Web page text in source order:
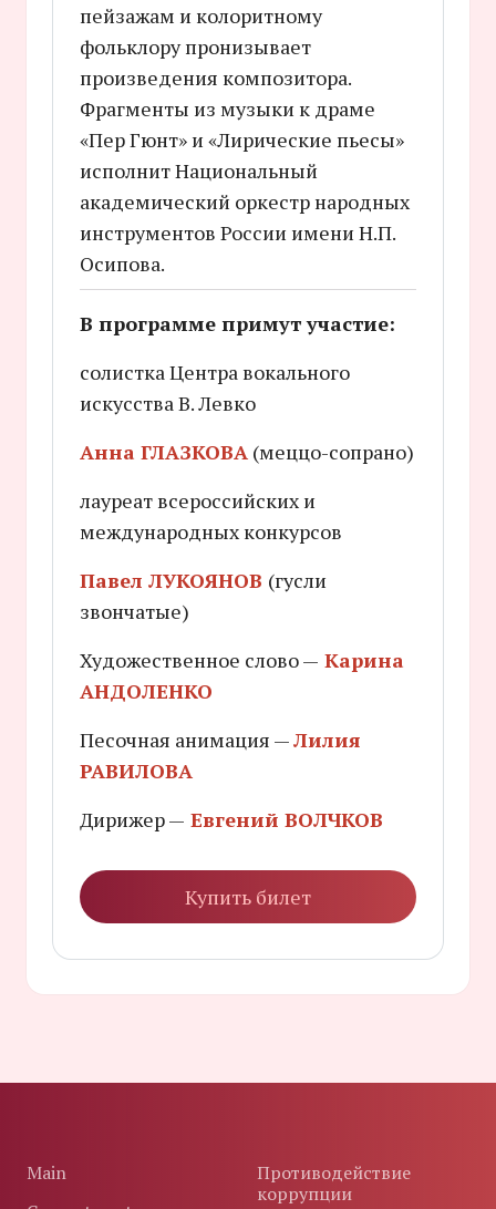
пейзажам и колоритному
фольклору пронизывает
произведения композитора.
Фрагменты из музыки к драме
«Пер Гюнт» и «Лирические пьесы»
исполнит Национальный
академический оркестр народных
инструментов России имени Н.П.
Осипова.
В программе примут участие:
солистка Центра вокального
искусства В. Левко
Анна ГЛАЗКОВА (меццо-сопрано)
лауреат всероссийских и
международных конкурсов
Павел ЛУКОЯНОВ (гусли
звончатые)
Художественное слово — Карина
АНДОЛЕНКО
Песочная анимация —Лилия
РАВИЛОВА
Дирижер — Евгений ВОЛЧКОВ
Купить билет
Main
Противодействие
коррупции